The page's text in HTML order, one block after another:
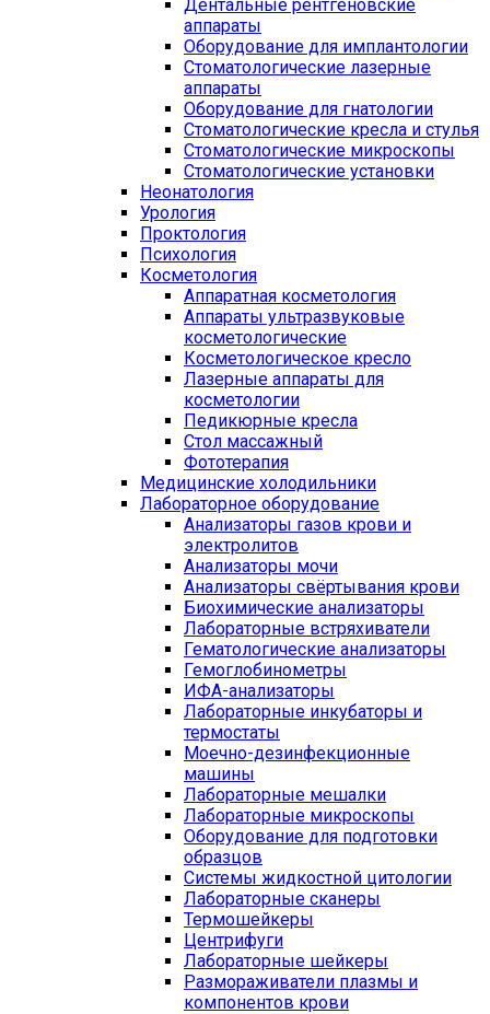
Дентальные рентгеновские
аппараты
Оборудование для имплантологии
Стоматологические лазерные
аппараты
Оборудование для гнатологии
Стоматологические кресла и стулья
Стоматологические микроскопы
Стоматологические установки
Неонатология
Урология
Проктология
Психология
Косметология
Аппаратная косметология
Аппараты ультразвуковые
косметологические
Косметологическое кресло
Лазерные аппараты для
косметологии
Педикюрные кресла
Стол массажный
Фототерапия
Медицинские холодильники
Лабораторное оборудование
Анализаторы газов крови и
электролитов
Анализаторы мочи
Анализаторы свёртывания крови
Биохимические анализаторы
Лабораторные встряхиватели
Гематологические анализаторы
Гемоглобинометры
ИФА-анализаторы
Лабораторные инкубаторы и
термостаты
Моечно-дезинфекционные
машины
Лабораторные мешалки
Лабораторные микроскопы
Оборудование для подготовки
образцов
Системы жидкостной цитологии
Лабораторные сканеры
Термошейкеры
Центрифуги
Лабораторные шейкеры
Размораживатели плазмы и
компонентов крови